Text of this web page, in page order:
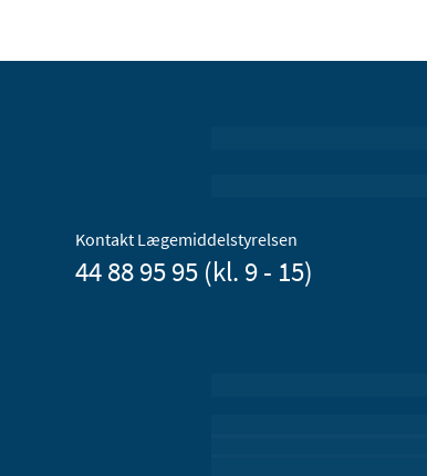
Kontakt Lægemiddelstyrelsen
44 88 95 95 (kl. 9 - 15)